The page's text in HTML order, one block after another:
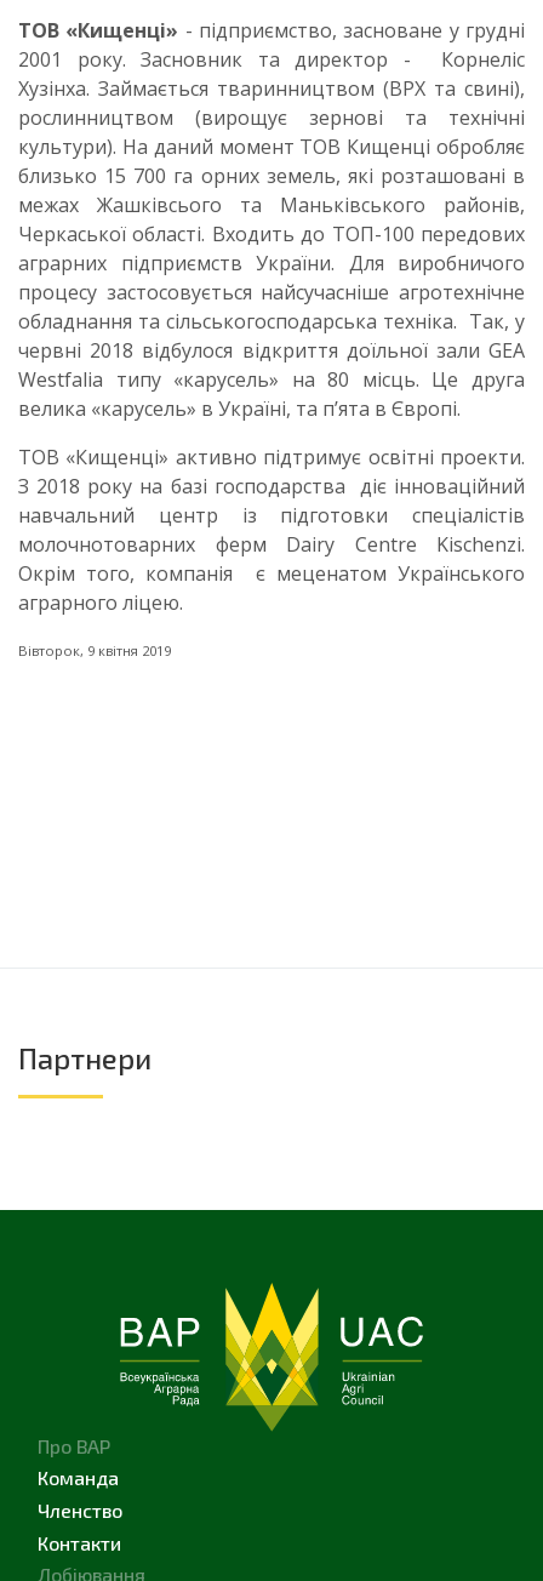
ТОВ «Кищенці» - підприємство, засноване у грудні
2001 року. Засновник та директор - Корнеліс
Хузінха. Займається тваринництвом (ВРХ та свині),
рослинництвом (вирощує зернові та технічні
культури). На даний момент ТОВ Кищенці обробляє
близько 15 700 га орних земель, які розташовані в
межах Жашківсього та Маньківського районів,
Черкаської області. Входить до ТОП-100 передових
аграрних підприємств України. Для виробничого
процесу застосовується найсучасніше агротехнічне
обладнання та сільськогосподарська техніка. Так, у
червні 2018 відбулося відкриття доїльної зали GEA
Westfalia типу «карусель» на 80 місць. Це друга
велика «карусель» в Україні, та п’ята в Європі.
ТОВ «Кищенці» активно підтримує освітні проекти.
З 2018 року на базі господарства діє інноваційний
навчальний центр із підготовки спеціалістів
молочнотоварних ферм Dairy Centre Kischenzi.
Окрім того, компанія є меценатом Українського
аграрного ліцею.
Вівторок, 9 квітня 2019
Партнери
Про ВАР
Команда
Членство
Контакти
Лобіювання